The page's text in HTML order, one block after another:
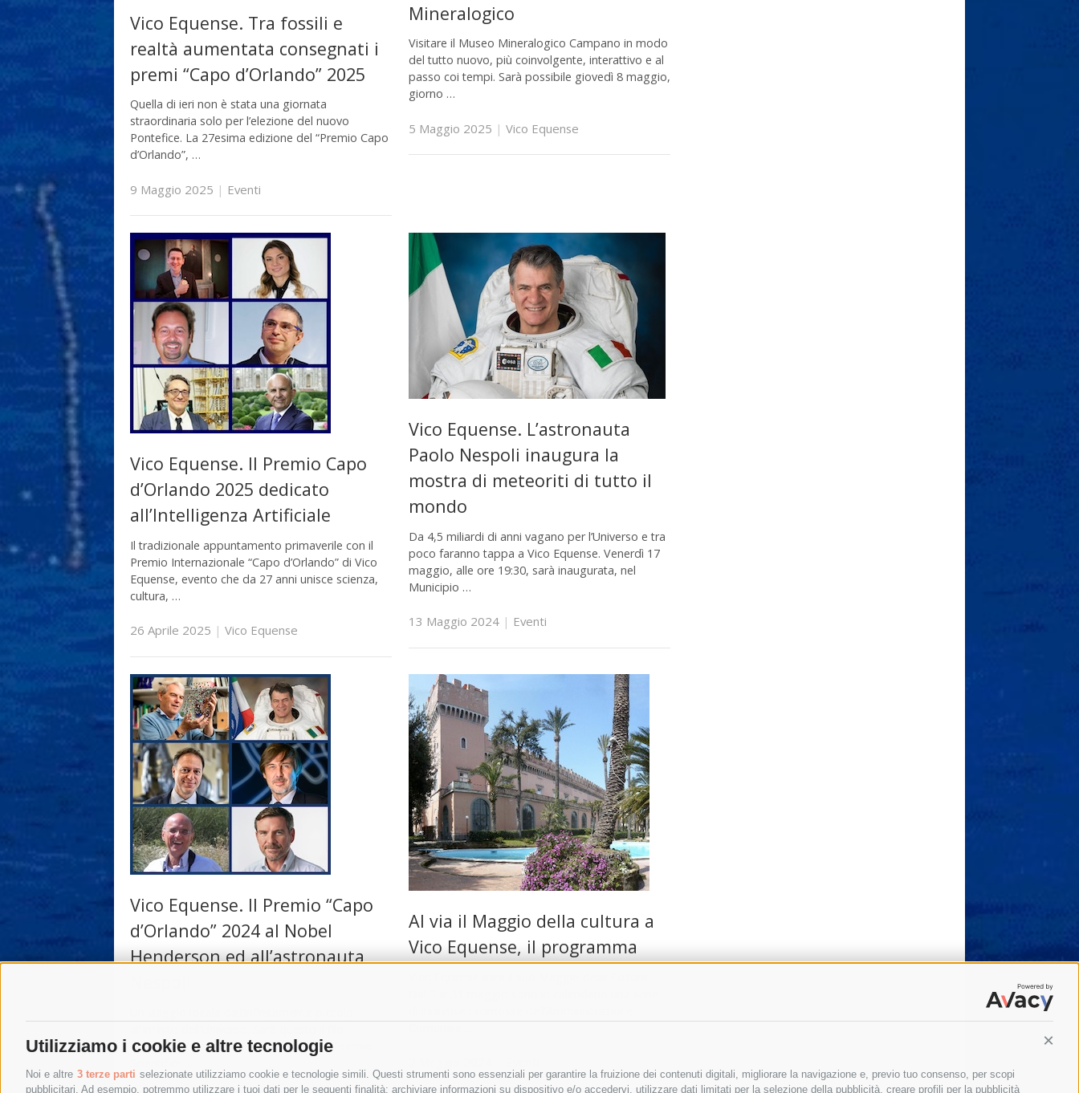
Utilizziamo i cookie e altre tecnologie
Noi e altre 3 terze parti selezionate utilizziamo cookie e tecnologie simili. Questi strumenti sono essenziali per garantire la fruizione dei contenuti digitali, migliorare la navigazione e, previo tuo consenso, per scopi
pubblicitari. Ad esempio, potremmo utilizzare i tuoi dati per le seguenti finalità: archiviare informazioni su dispositivo e/o accedervi, utilizzare dati limitati per la selezione della pubblicità, creare profili per la pubblicità
Vico Equense. Tra fossili e
realtà aumentata consegnati i
premi “Capo d’Orlando” 2025
Quella di ieri non è stata una giornata
straordinaria solo per l’elezione del nuovo
Pontefice. La 27esima edizione del “Premio Capo
d’Orlando”, …
9 Maggio 2025 | Eventi
Mineralogico
Visitare il Museo Mineralogico Campano in modo
del tutto nuovo, più coinvolgente, interattivo e al
passo coi tempi. Sarà possibile giovedì 8 maggio,
giorno …
5 Maggio 2025 | Vico Equense
Vico Equense. Il Premio Capo
d’Orlando 2025 dedicato
all’Intelligenza Artificiale
Il tradizionale appuntamento primaverile con il
Premio Internazionale “Capo d’Orlando” di Vico
Equense, evento che da 27 anni unisce scienza,
cultura, …
26 Aprile 2025 | Vico Equense
Vico Equense. L’astronauta
Paolo Nespoli inaugura la
mostra di meteoriti di tutto il
mondo
Da 4,5 miliardi di anni vagano per l’Universo e tra
poco faranno tappa a Vico Equense. Venerdì 17
maggio, alle ore 19:30, sarà inaugurata, nel
Municipio …
13 Maggio 2024| Eventi
Vico Equense. Il Premio “Capo
d’Orlando” 2024 al Nobel
Henderson ed all’astronauta
conduttore della 26esima edizione del Premio
Al via il Maggio della cultura a
Vico Equense, il programma